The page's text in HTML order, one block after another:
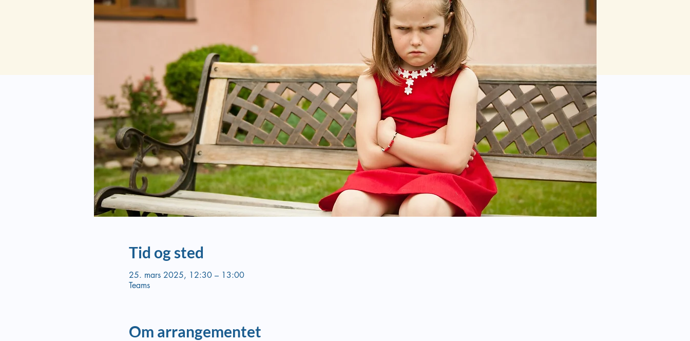
Tid og sted
25. mars 2025, 12:30 – 13:00
Teams
Om arrangementet